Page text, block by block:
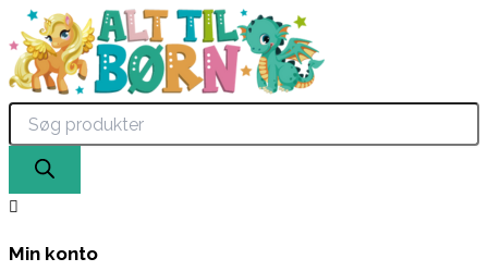
Gå
til
indholdet
Products
search
Min konto